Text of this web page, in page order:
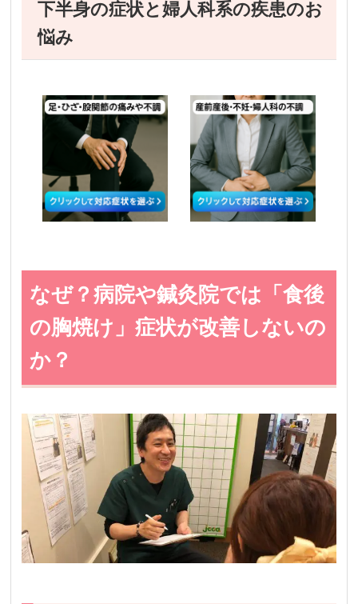
下半身の症状と婦人科系の疾患のお
悩み
なぜ？病院や鍼灸院では「食後
の胸焼け」症状が改善しないの
か？